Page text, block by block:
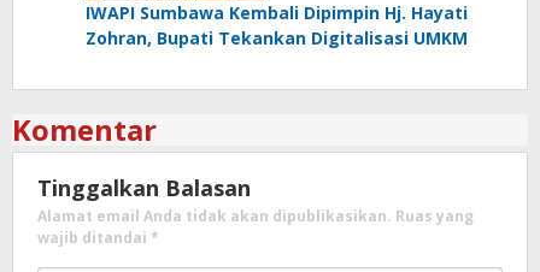
IWAPI Sumbawa Kembali Dipimpin Hj. Hayati
Zohran, Bupati Tekankan Digitalisasi UMKM
Komentar
Tinggalkan Balasan
Alamat email Anda tidak akan dipublikasikan. Ruas yang
wajib ditandai *